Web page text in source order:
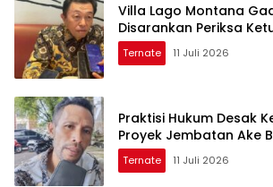
Villa Lago Montana
Disarankan Periksa
Ternate 11 Juli 2026
Praktisi Hukum Desak
Proyek Jembatan Ake
Ternate 11 Juli 2026